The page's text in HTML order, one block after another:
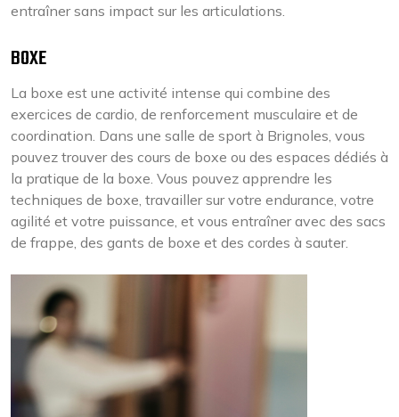
entraîner sans impact sur les articulations.
BOXE
La boxe est une activité intense qui combine des
exercices de cardio, de renforcement musculaire et de
coordination. Dans une salle de sport à Brignoles, vous
pouvez trouver des cours de boxe ou des espaces dédiés à
la pratique de la boxe. Vous pouvez apprendre les
techniques de boxe, travailler sur votre endurance, votre
agilité et votre puissance, et vous entraîner avec des sacs
de frappe, des gants de boxe et des cordes à sauter.